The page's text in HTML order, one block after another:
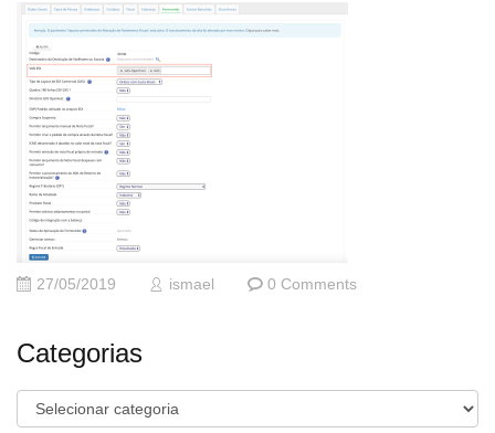
27/05/2019 ismael 0 Comments
Categorias
Categorias